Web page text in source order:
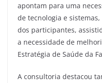
apontam para uma
de tecnologia e
dos participantes,
a necessidade de
Estratégia de Saúde da
A consultoria destacou